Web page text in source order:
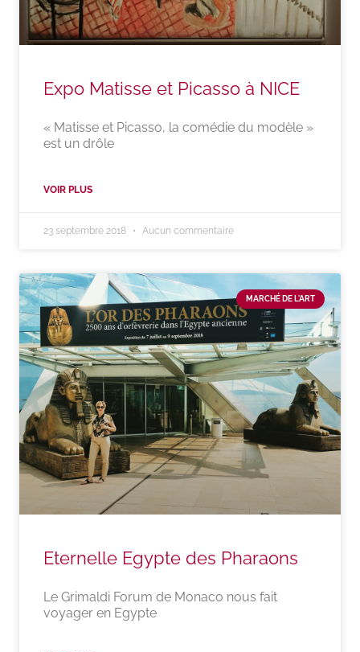
Expo Matisse et Picasso à NICE
« Matisse et Picasso, la comédie du modèle »
est un drôle
VOIR PLUS
23 septembre 2018 Aucun commentaire
MARCHÉ DE L'ART
Eternelle Egypte des Pharaons
Le Grimaldi Forum de Monaco nous fait
voyager en Egypte